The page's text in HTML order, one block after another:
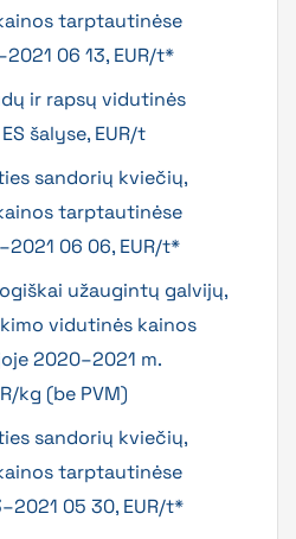
tarptautinėse
06 13, EUR/t*
ir rapsų vidutinės
šalyse, EUR/t
sandorių kviečių,
tarptautinėse
06 06, EUR/t*
užaugintų galvijų,
vidutinės kainos
2020–2021 m.
kg (be PVM)
sandorių kviečių,
tarptautinėse
05 30, EUR/t*